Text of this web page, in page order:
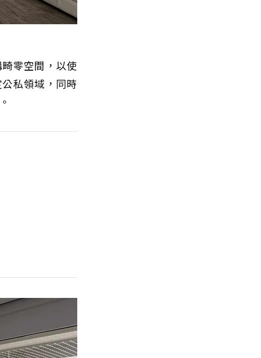
畸零空間，以使
私領域，同時